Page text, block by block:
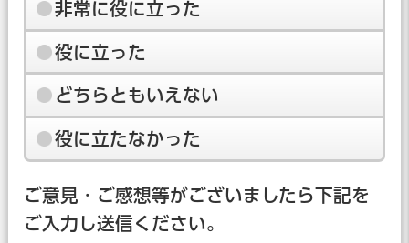
非常に役に立った
役に立った
どちらともいえない
役に立たなかった
ご意見・ご感想等がございましたら下記を
ご入力し送信ください。